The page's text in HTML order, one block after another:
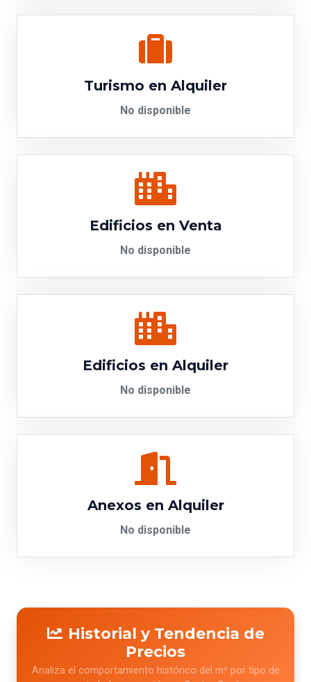
Turismo en Alquiler
No disponible
Edificios en Venta
No disponible
Edificios en Alquiler
No disponible
Anexos en Alquiler
No disponible
Historial y Tendencia de
Precios
Analiza el comportamiento histórico del m² por tipo de